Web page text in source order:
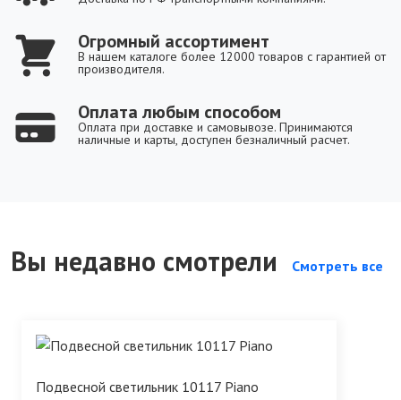
Огромный ассортимент
В нашем каталоге более 12000 товаров с гарантией от
производителя.
Оплата любым способом
Оплата при доставке и самовывозе. Принимаются
наличные и карты, доступен безналичный расчет.
Вы недавно смотрели Смотреть все
Подвесной светильник 10117 Piano